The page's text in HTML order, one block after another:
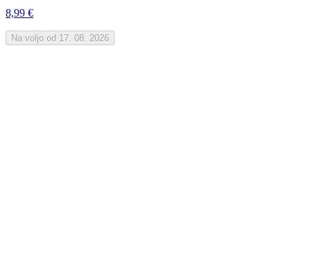
8,99 €
Na voljo od 17. 08. 2026